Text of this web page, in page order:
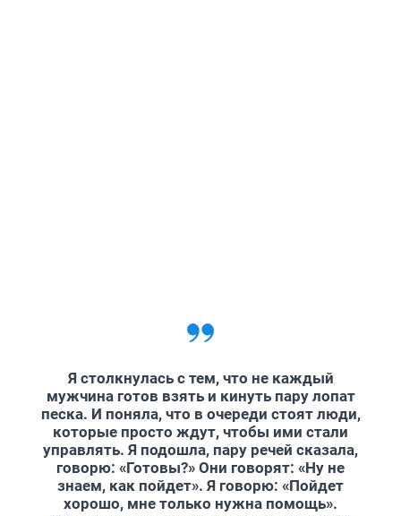
Я столкнулась с тем, что не каждый
мужчина готов взять и кинуть пару лопат
песка. И поняла, что в очереди стоят люди,
которые просто ждут, чтобы ими стали
управлять. Я подошла, пару речей сказала,
говорю: «Готовы?» Они говорят: «Ну не
знаем, как пойдет». Я говорю: «Пойдет
хорошо, мне только нужна помощь».